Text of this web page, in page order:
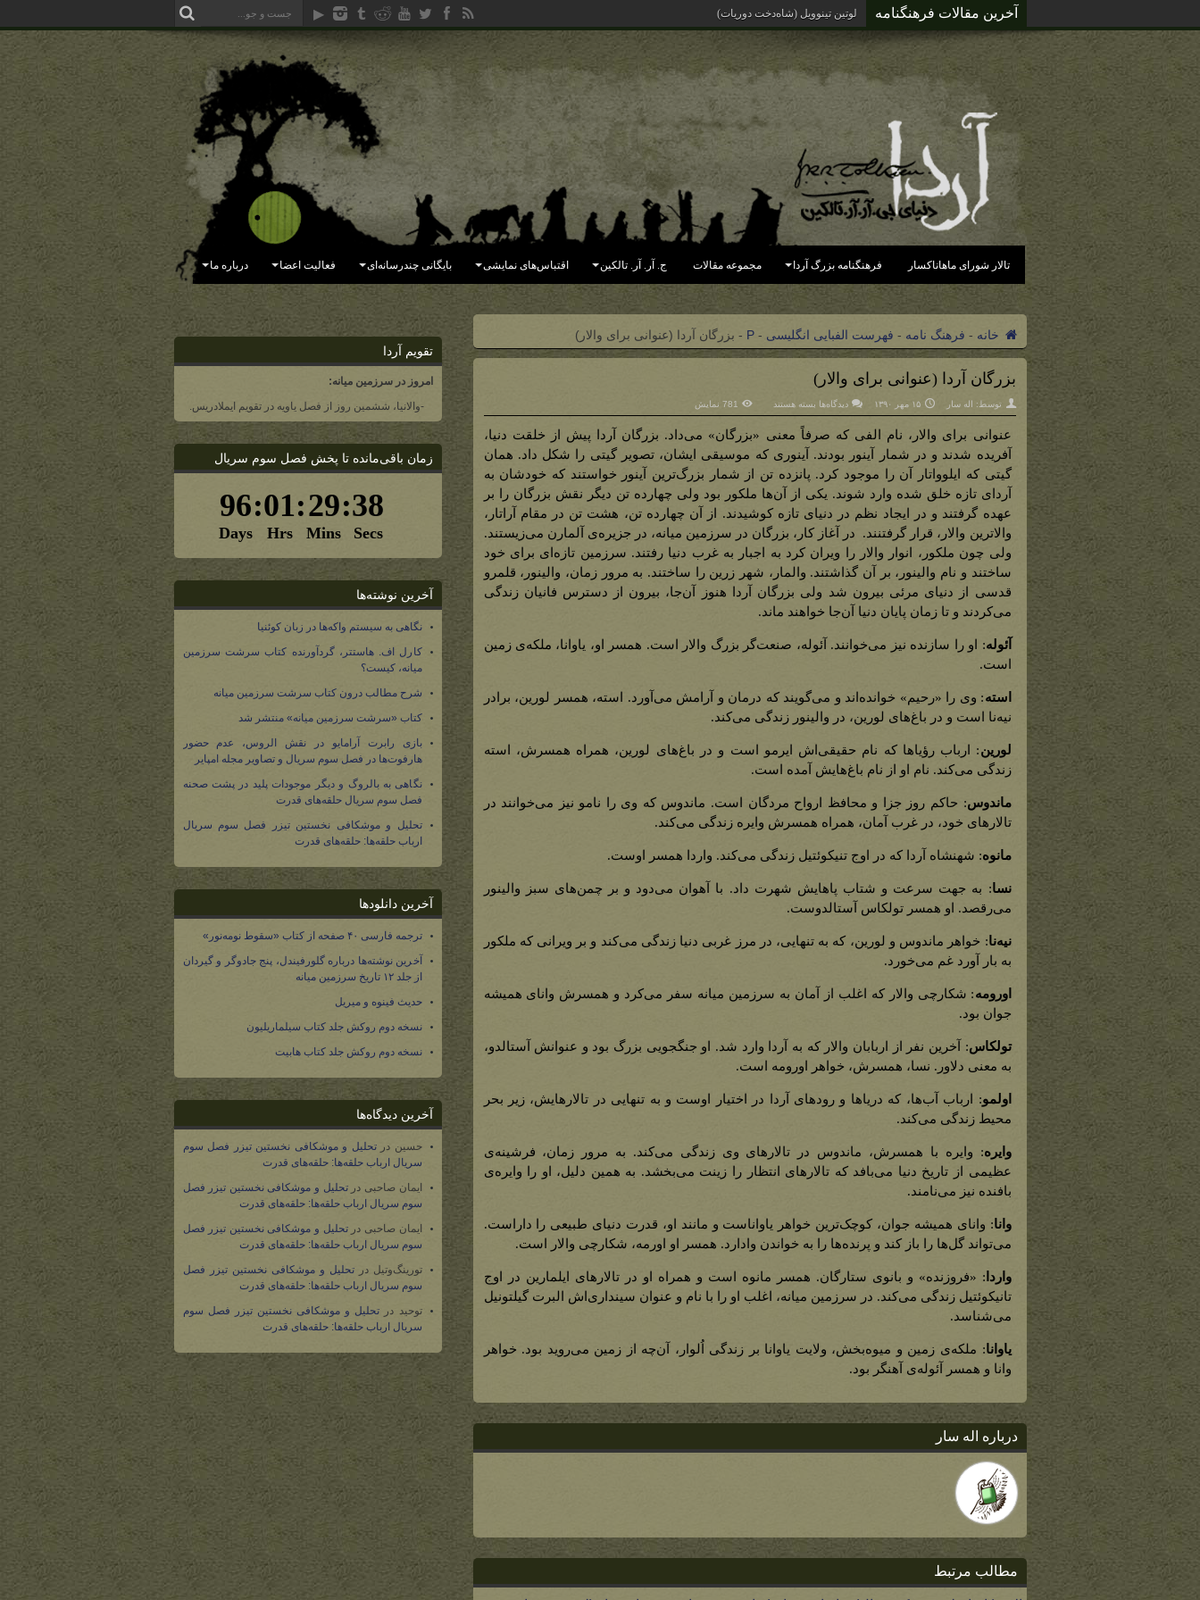
آخرین مقالات فرهنگنامه آرد
تالار شورای ماهاناکسار فرهنگنامه بزرگ آردا مجموعه مقالات ج. آر. آر. تالکین اقتباس‌های نمایشی بایگانی چندرسانه‌ای فعالیت اعضا درباره ما
خانه - فرهنگ نامه - فهرست الفبایی انگلیسی -
P
- بزرگان آردا (عنوانی برای والار)
بزرگان آردا (عنوانی برای والار)
توسط: اله سار ۱۵ مهر ۱۳۹۰ دیدگاه‌ها برای
(عنوانی
برای
والار)
بسته هستند 781 نمایش
عنوانی برای والار، نام الفی که صرفاً معنی «بزرگان» می‌داد. بزرگان آردا پیش از خلقت دنیا،
آفریده شدند و در شمار آینور بودند. آینوری که موسیقی ایشان، تصویر گیتی را شکل داد. همان
گیتی که ایلوواتار آن را موجود کرد. پانزده تن از شمار بزرگ‌ترین آینور خواستند که خودشان به
آردای تازه خلق شده وارد شوند. یکی از آن‌ها ملکور بود ولی چهارده تن دیگر نقش بزرگان را بر
عهده گرفتند و در ایجاد نظم در دنیای تازه کوشیدند. از آن چهارده تن، هشت تن در مقام آراتار،
والاترین والار، قرار گرفتنند. در آغاز کار، بزرگان در سرزمین میانه، در جزیره‌ی آلمارن می‌زیستند.
ولی چون ملکور، انوار والار را ویران کرد به اجبار به غرب دنیا رفتند. سرزمین تازه‌ای برای خود
ساختند و نام والینور، بر آن گذاشتند. والمار، شهر زرین را ساختند. به مرور زمان، والینور، قلمرو
قدسی از دنیای مرئی بیرون شد ولی بزرگان آردا هنوز آن‌جا، بیرون از دسترس فانیان زندگی
می‌کردند و تا زمان پایان دنیا آن‌جا خواهند ماند.
آئوله: او را سازنده نیز می‌خوانند. آئوله، صنعت‌گر بزرگ والار است. همسر او، یاوانا، ملکه‌ی زمین
است.
استه: وی را «رحیم» خوانده‌اند و می‌گویند که درمان و آرامش می‌آورد. استه، همسر لورین، برادر
نیه‌نا است و در باغ‌های لورین، در والینور زندگی می‌کند.
لورین: ارباب رؤیاها که نام حقیقی‌اش ایرمو است و در با‌غ‌های لورین، همراه همسرش، استه
زندگی می‌کند. نام او از نام باغ‌هایش آمده است.
ماندوس: حاکم روز جزا و محافظ ارواح مردگان است. ماندوس که وی را نامو نیز می‌خوانند در
تالارهای خود، در غرب آمان، همراه همسرش وایره زندگی می‌کند.
مانوه: شهنشاه آردا که در اوج تنیکوئتیل زندگی می‌کند. واردا همسر اوست.
نسا: به جهت سرعت و شتاب پاهایش شهرت داد. با آهوان می‌دود و بر چمن‌های سبز والینور
می‌رقصد. او همسر تولکاس آستالدوست.
نیه‌نا: خواهر ماندوس و لورین، که به تنهایی، در مرز غربی دنیا زندگی می‌کند و بر ویرانی که ملکور
به بار آورد غم می‌خورد.
اورومه: شکارچی والار که اغلب از آمان به سرزمین میانه سفر می‌کرد و همسرش وانای همیشه
جوان بود.
تولکاس: آخرین نفر از اربابان والار که به آردا وارد شد. او جنگجویی بزرگ بود و عنوانش آستالدو،
به معنی دلاور. نسا، همسرش، خواهر اورومه است.
اولمو: ارباب آب‌ها، که دریاها و رودهای آردا در اختیار اوست و به تنهایی در تالارهایش، زیر بحر
محیط زندگی می‌کند.
وایره: وایره با همسرش، ماندوس در تالارهای وی زندگی می‌کند. به مرور زمان، فرشینه‌ی
عظیمی از تاریخ دنیا می‌بافد که تالارهای انتظار را زینت می‌بخشد. به همین دلیل، او را وایره‌ی
بافنده نیز می‌نامند.
وانا: وانای همیشه جوان، کوچک‌ترین خواهر یاواناست و مانند او، قدرت دنیای طبیعی را داراست.
می‌تواند گل‌ها را باز کند و پرنده‌ها را به خواندن وادارد. همسر او اورمه، شکارچی والار است.
واردا : «فروزنده» و بانوی ستارگان. همسر مانوه است و همراه او در تالارهای ایلمارین در اوج
تانیکوئتیل زندگی می‌کند. در سرزمین میانه، اغلب او را با نام و عنوان سینداری‌اش البرت گیلتونیل
می‌شناسد.
یاوانا: ملکه‌ی زمین و میوه‌بخش، ولایت یاوانا بر زندگی اُلوار، آن‌چه از زمین می‌روید بود. خواهر
وانا و همسر آئوله‌ی آهنگر بود.
درباره اله سار
مطالب مرتبط
تقویم آردا
امروز در سرزمین میانه:
-والانیا، ششمین روز از فصل یاویه در تقویم ایملادریس.
زمان باقی‌مانده تا پخش فصل سوم سریال
آخرین نوشته‌ها
نگاهی به سیستم واکه‌ها در زبان کوئنیا
کارل اف. هاستتر، گردآورنده کتاب سرشت سرزمین
میانه، کیست؟
شرح مطالب درون کتاب سرشت سرزمین میانه
کتاب «سرشت سرزمین میانه» منتشر شد
بازی رابرت آرامایو در نقش الروس، عدم حضور
هارفوت‌ها در فصل سوم سریال و تصاویر مجله امپایر
نگاهی به بالروگ و دیگر موجودات پلید در پشت صحنه
فصل سوم سریال حلقه‌های قدرت
تحلیل و موشکافی نخستین تیزر فصل سوم سریال
ارباب حلقه‌ها: حلقه‌های قدرت
آخرین دانلودها
ترجمه فارسی ۴۰ صفحه از کتاب «سقوط نومه‌نور»
آخرین نوشته‌ها درباره گلورفیندل، پنج جادوگر و گیردان
از جلد ۱۲ تاریخ سرزمین میانه
حدیث فینوه و میریل
نسخه دوم روکش جلد کتاب سیلماریلیون
نسخه دوم روکش جلد کتاب هابیت
آخرین دیدگاه‌ها
حسین درتحلیل و موشکافی نخستین تیزر فصل سوم
سریال ارباب حلقه‌ها: حلقه‌های قدرت
ایمان صاحبی درتحلیل و موشکافی نخستین تیزر فصل
سوم سریال ارباب حلقه‌ها: حلقه‌های قدرت
ایمان صاحبی درتحلیل و موشکافی نخستین تیزر فصل
سوم سریال ارباب حلقه‌ها: حلقه‌های قدرت
تورینگ‌وتیل درتحلیل و موشکافی نخستین تیزر فصل
سوم سریال ارباب حلقه‌ها: حلقه‌های قدرت
توحید در تحلیل و موشکافی نخستین تیزر فصل سوم
سریال ارباب حلقه‌ها: حلقه‌های قدرت